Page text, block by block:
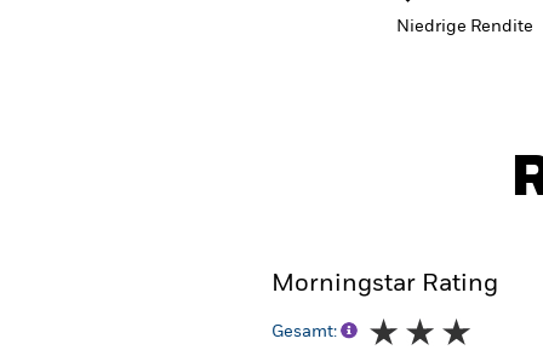
Niedrige Rendite
Morningstar Rating
Gesamt: